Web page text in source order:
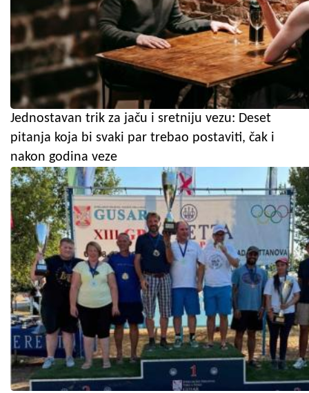
Jednostavan trik za jaču i sretniju vezu: Deset
pitanja koja bi svaki par trebao postaviti, čak i
nakon godina veze